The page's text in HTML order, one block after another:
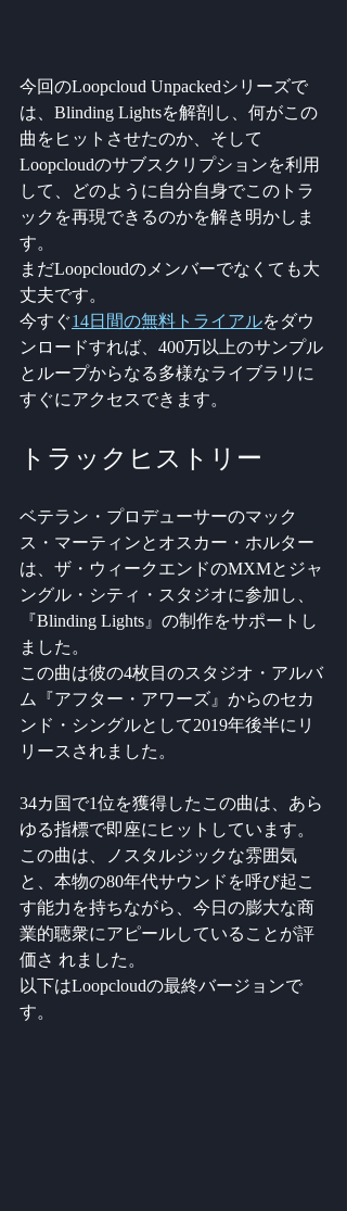
今回のLoopcloud Unpackedシリーズで
は、Blinding Lightsを解剖し、何がこの
曲をヒットさせたのか、そして
Loopcloudのサブスクリプションを利用
して、どのように自分自身でこのトラ
ックを再現できるのかを解き明かしま
す。
まだLoopcloudのメンバーでなくても大
丈夫です。
今すぐ14日間の無料トライアルをダウ
ンロードすれば、400万以上のサンプル
とループからなる多様なライブラリに
すぐにアクセスできます。
トラックヒストリー
ベテラン・プロデューサーのマック
ス・マーティンとオスカー・ホルター
は、ザ・ウィークエンドのMXMとジャ
ングル・シティ・スタジオに参加し、
『Blinding Lights』の制作をサポートし
ました。
この曲は彼の4枚目のスタジオ・アルバ
ム『アフター・アワーズ』からのセカ
ンド・シングルとして2019年後半にリ
リースされました。
34カ国で1位を獲得したこの曲は、あら
ゆる指標で即座にヒットしています。
この曲は、ノスタルジックな雰囲気
と、本物の80年代サウンドを呼び起こ
す能力を持ちながら、今日の膨大な商
業的聴衆にアピールしていることが評
価さ れました。
以下はLoopcloudの最終バージョンで
す。